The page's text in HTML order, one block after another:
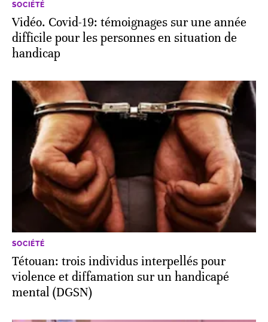
SOCIÉTÉ
Vidéo. Covid-19: témoignages sur une année
difficile pour les personnes en situation de
handicap
SOCIÉTÉ
Tétouan: trois individus interpellés pour
violence et diffamation sur un handicapé
mental (DGSN)